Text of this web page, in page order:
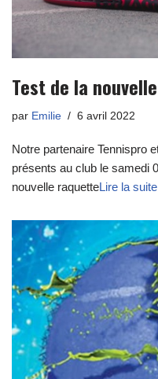
Test de la
par Emilie 6 avril 2022
Notre partenaire Tennispro
présents au club le samedi
nouvelle raquetteLire la